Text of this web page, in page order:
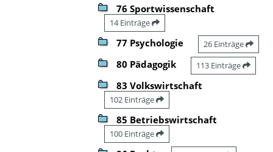
76 Sportwissenschaft
14 Einträge
77 Psychologie 26 Einträge
80 Pädagogik 113 Einträge
83 Volkswirtschaft
102 Einträge
85 Betriebswirtschaft
100 Einträge